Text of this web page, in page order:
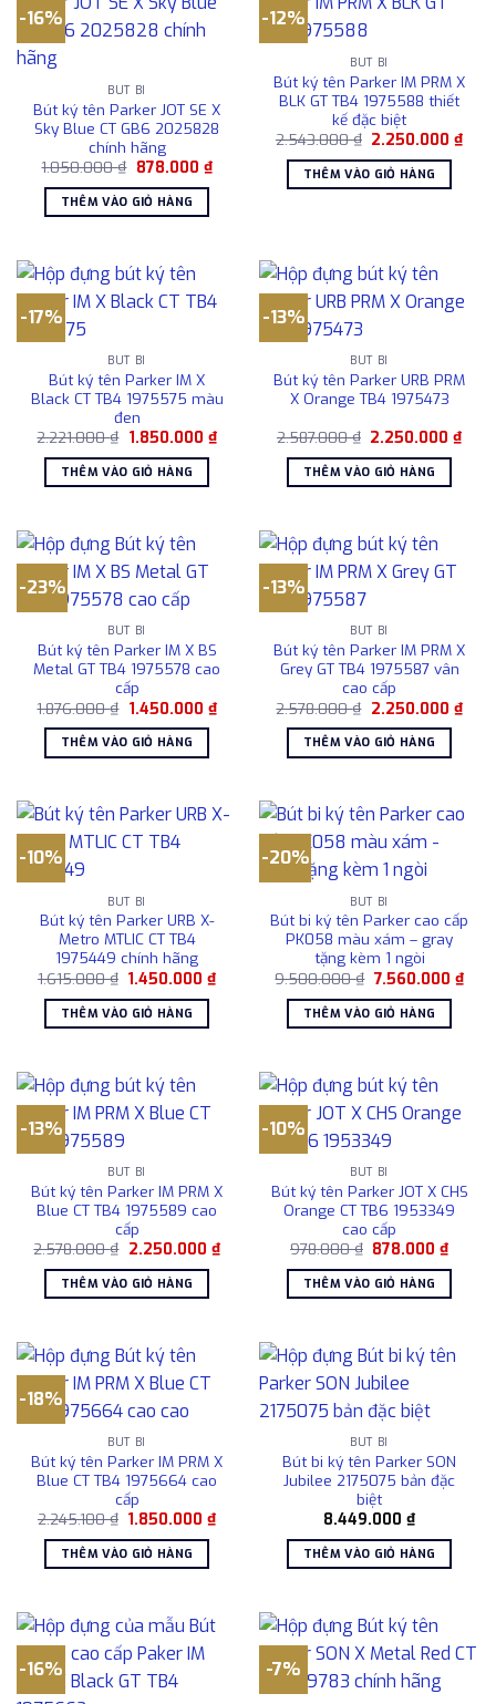
-16%
BÚT BI
Bút ký tên Parker JOT SE X
Sky Blue CT GB6 2025828
chính hãng
1.050.000₫ Giá
là:
1.050.000 ₫.
878.000 ₫Giá
hiện
THÊM VÀO GIỎ HÀNG
-12%
BÚT BI
Bút ký tên Parker IM PRM X
BLK GT TB4 1975588 thiết
kế đặc biệt
2.543.000₫ Giá
là:
2.543.000 ₫.
2.250.000₫Giá
hiện
THÊM VÀO GIỎ HÀNG
-17%
BÚT BI
Bút ký tên Parker IM X
Black CT TB4 1975575 màu
đen
2.221.000₫ Giá
là:
2.221.000 ₫.
1.850.000 ₫Giá
hiện
1.850.000 ₫.
THÊM VÀO GIỎ HÀNG
-13%
BÚT BI
Bút ký tên Parker URB PRM
X Orange TB4 1975473
2.587.000₫ Giá
là:
2.587.000 ₫.
2.250.000₫Giá
hiện
THÊM VÀO GIỎ HÀNG
-23%
BÚT BI
Bút ký tên Parker IM X BS
Metal GT TB4 1975578 cao
cấp
1.876.000₫ Giá
là:
1.876.000 ₫.
1.450.000 ₫Giá
hiện
1.450.000 ₫.
THÊM VÀO GIỎ HÀNG
-13%
BÚT BI
Bút ký tên Parker IM PRM X
Grey GT TB4 1975587 vân
cao cấp
2.578.000₫ Giá
là:
2.578.000 ₫.
2.250.000 ₫Giá
hiện
THÊM VÀO GIỎ HÀNG
-10%
BÚT BI
Bút ký tên Parker URB X-
Metro MTLIC CT TB4
1975449 chính hãng
1.615.000₫ Giá
là:
1.615.000 ₫.
1.450.000₫Giá
hiện
1.450.000 ₫.
THÊM VÀO GIỎ HÀNG
-20%
BÚT BI
Bút bi ký tên Parker cao cấp
PK058 màu xám – gray
tặng kèm 1 ngòi
9.500.000₫ Giá
là:
9.500.000 ₫.
7.560.000 ₫Giá
hiện
THÊM VÀO GIỎ HÀNG
-13%
BÚT BI
Bút ký tên Parker IM PRM X
Blue CT TB4 1975589 cao
cấp
2.578.000₫ Giá
là:
2.578.000 ₫.
2.250.000 ₫Giá
hiện
2.250.000 ₫.
THÊM VÀO GIỎ HÀNG
-10%
BÚT BI
Bút ký tên Parker JOT X CHS
Orange CT TB6 1953349
cao cấp
978.000₫ Giá
là:
978.000 ₫.
878.000₫Giá
hiện
tại
THÊM VÀO GIỎ HÀNG
-18%
BÚT BI
Bút ký tên Parker IM PRM X
Blue CT TB4 1975664 cao
cấp
2.245.100₫ Giá
là:
2.245.100 ₫.
1.850.000₫Giá
THÊM VÀO GIỎ HÀNG
BÚT BI
Bút bi ký tên Parker SON
Jubilee 2175075 bản đặc
biệt
8.449.000 ₫
THÊM VÀO GIỎ HÀNG
-16% -7%